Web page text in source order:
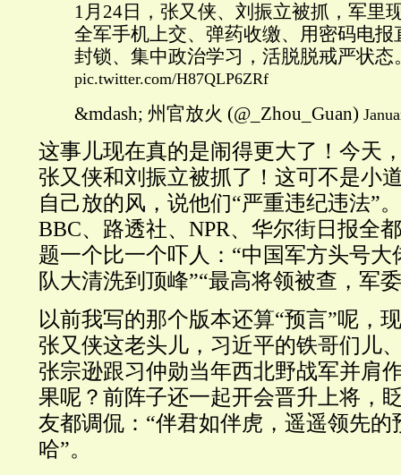
1月24日，张又侠、刘振立被抓，军里
全军手机上交、弹药收缴、用密码电报
封锁、集中政治学习，活脱脱戒严状态
pic.twitter.com/H87QLP6ZRf
&mdash; 州官放火 (@_Zhou_Guan)
这事儿现在真的是闹得更大了！今天
张又侠和刘振立被抓了！这可不是小
自己放的风，说他们“严重违纪违法”
BBC、路透社、NPR、华尔街日报全
题一个比一个吓人：“中国军方头号大
队大清洗到顶峰”“最高将领被查，军
以前我写的那个版本还算“预言”呢，
张又侠这老头儿，习近平的铁哥们儿
张宗逊跟习仲勋当年西北野战军并肩
果呢？前阵子还一起开会晋升上将，
友都调侃：“伴君如伴虎，遥遥领先的
哈”。